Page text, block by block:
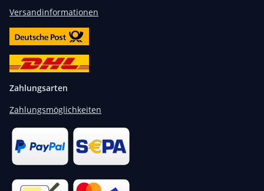
Versandinformationen
Zahlungsarten
Zahlungsmöglichkeiten